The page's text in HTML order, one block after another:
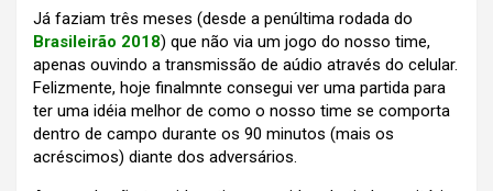
Já faziam três meses (desde a penúltima rodada do
Brasileirão 2018) que não via um jogo do nosso time,
apenas ouvindo a transmissão de aúdio através do celular.
Felizmente, hoje finalmnte consegui ver uma partida para
ter uma idéia melhor de como o nosso time se comporta
dentro de campo durante os 90 minutos (mais os
acréscimos) diante dos adversários.